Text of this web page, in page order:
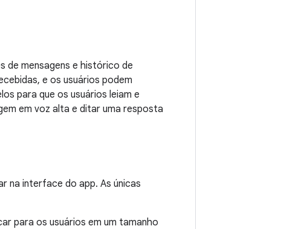
de mensagens e histórico de
e os usuários podem
para que os usuários leiam e
em voz alta e ditar uma resposta
na interface do app. As únicas
para os usuários em um tamanho